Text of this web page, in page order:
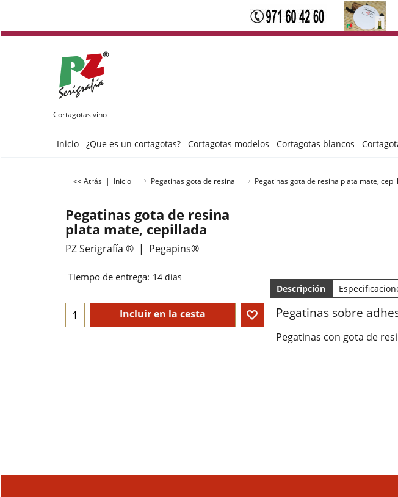
Cortagotas vino
Inicio ¿Que es un cortagotas? Cortagotas modelos Cortagotas blancos
<< Atrás | Inicio Pegatinas gota de resina Pegatinas gota de resina plata mate,
Pegatinas gota de resina
plata mate, cepillada
PZ Serigrafía ® Pegapins®
Tiempo de entrega: 14 días
Incluir en la cesta
Descripción
Pegatinas sobre
Pegatinas con gota de